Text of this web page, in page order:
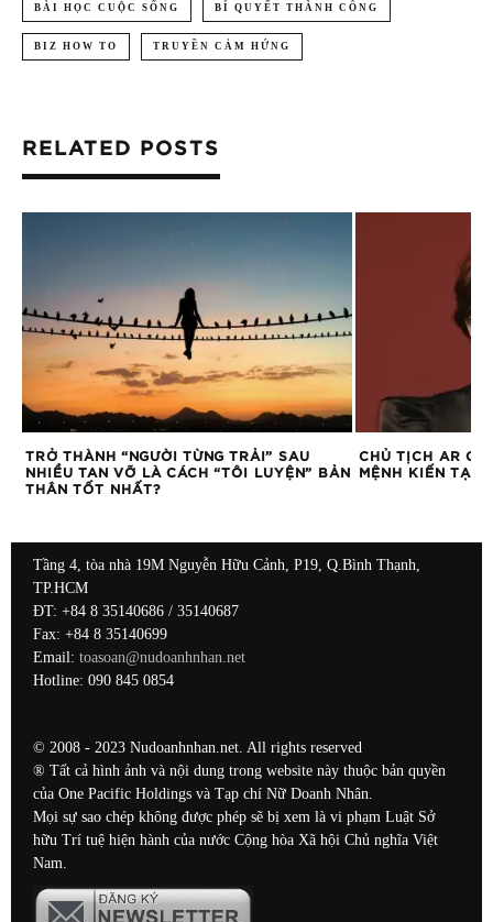
BÀI HỌC CUỘC SỐNG BÍ QUYẾT THÀNH CÔNG
BIZ HOW TO TRUYỀN CẢM HỨNG
RELATED POSTS
TRỞ THÀNH “NGƯỜI TỪNG TRẢI” SAU
NHIỀU TAN VỠ LÀ CÁCH “TÔI LUYỆN” BẢN
THÂN TỐT NHẤT?
CHỦ TỊCH AR
MỆNH KIẾN TẠO
Tầng 4, tòa nhà 19M Nguyễn Hữu Cảnh, P19, Q.Bình Thạnh,
TP.HCM
ĐT: +84 8 35140686 / 35140687
Fax: +84 8 35140699
Email: toasoan@nudoanhnhan.net
Hotline: 090 845 0854
© 2008 - 2023 Nudoanhnhan.net. All rights reserved
® Tất cả hình ảnh và nội dung trong website này thuộc bản quyền
của One Pacific Holdings và Tạp chí Nữ Doanh Nhân.
Mọi sự sao chép không được phép sẽ bị xem là vi phạm Luật Sở
hữu Trí tuệ hiện hành của nước Cộng hòa Xã hội Chủ nghĩa Việt
Nam.